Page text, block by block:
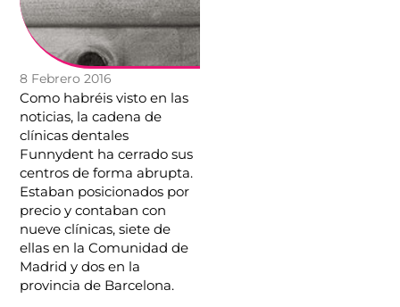
8 Febrero 2016
Como habréis visto en las
noticias, la cadena de
clínicas dentales
Funnydent ha cerrado sus
centros de forma abrupta.
Estaban posicionados por
precio y contaban con
nueve clínicas, siete de
ellas en la Comunidad de
Madrid y dos en la
provincia de Barcelona.